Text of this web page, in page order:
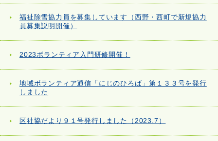
福祉除雪協力員を募集しています（西野・西町で新規協力
員募集説明開催）
2023ボランティア入門研修開催！
地域ボランティア通信「にじのひろば」第１３３号を発行
しました
区社協だより９１号発行しました（2023.7）